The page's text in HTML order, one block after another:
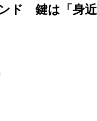
ド 鍵は「身近